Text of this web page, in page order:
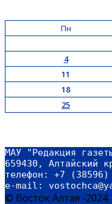
Пн
4
11
18
25
МАУ "Редакция
659430, Алтайский
телефон: +7
e-mail:
© Восток Алтая -2024